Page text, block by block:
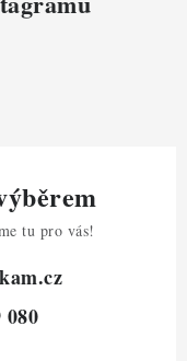
tu pro vás!
080